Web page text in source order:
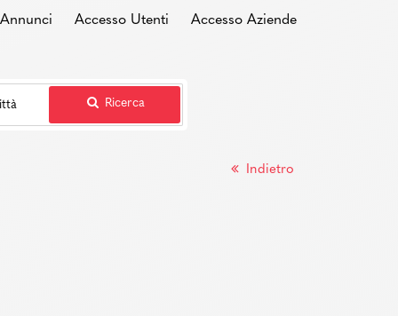
Accesso Utenti Accesso Aziende
Ricerca
Indietro